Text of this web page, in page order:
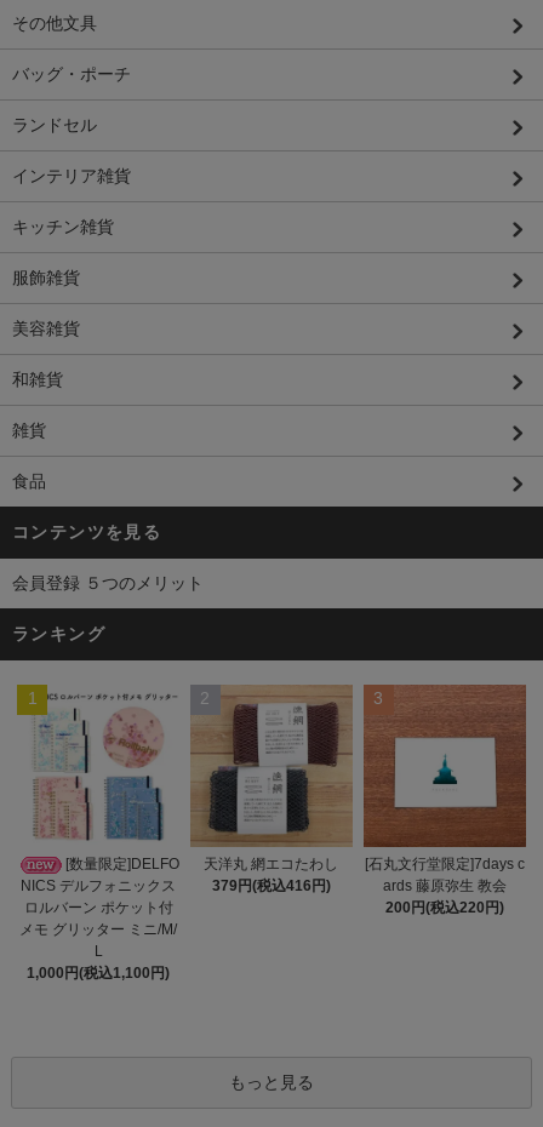
その他文具
バッグ・ポーチ
ランドセル
インテリア雑貨
キッチン雑貨
服飾雑貨
美容雑貨
和雑貨
雑貨
食品
コンテンツを見る
会員登録 ５つのメリット
ランキング
1
[数量限定]DELFO
NICS デルフォニックス
ロルバーン ポケット付
メモ グリッター ミニ/M/
L
1,000円(税込1,100円)
2
天洋丸 網エコたわし
379円(税込416円)
3
[石丸文行堂限定]7days c
ards 藤原弥生 教会
200円(税込220円)
もっと見る